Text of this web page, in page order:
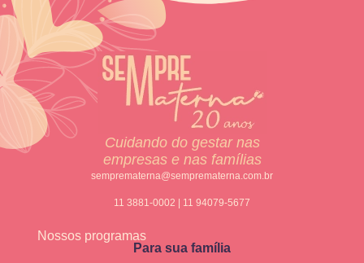
Cuidando do gestar nas
empresas e nas famílias
semprematerna@semprematerna.com.br
11 3881-0002 | 11 94079-5677
Nossos programas
Para sua família